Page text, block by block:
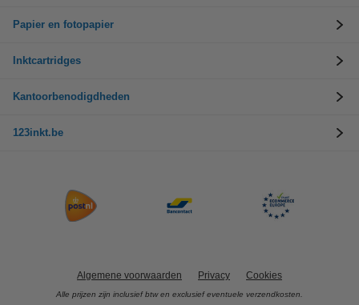
Papier en fotopapier
Inktcartridges
Kantoorbenodigdheden
123inkt.be
Algemene voorwaarden Privacy Cookies
Alle prijzen zijn inclusief btw en exclusief eventuele verzendkosten.